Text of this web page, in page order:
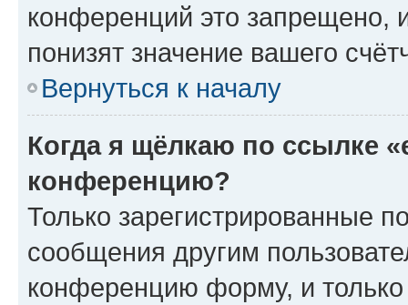
конференций это запрещено,
понизят значение вашего
Вернуться к началу
Когда я щёлкаю по ссылке
конференцию?
Только зарегистрированные
сообщения другим
конференцию форму, и